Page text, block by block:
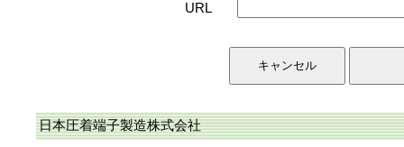
URL
日本圧着端子製造株式会社